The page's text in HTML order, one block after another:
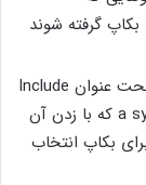
بکاپ گرفته شوند
یک گزینه در قسمت پایین باکس قرار دارد تحت عنوان Include
a system of drives: System Reserved, (C:) که با زدن آن
بکاپ انتخاب